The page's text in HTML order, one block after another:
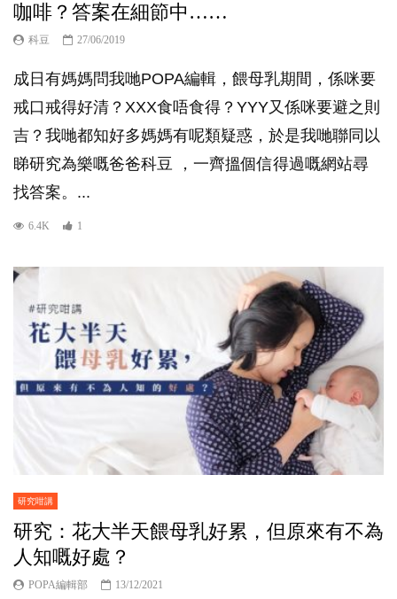
咖啡？答案在細節中……
科豆 27/06/2019
成日有媽媽問我哋POPA編輯，餵母乳期間，係咪要
戒口戒得好清？XXX食唔食得？YYY又係咪要避之則
吉？我哋都知好多媽媽有呢類疑惑，於是我哋聯同以
睇研究為樂嘅爸爸科豆 ，一齊搵個信得過嘅網站尋
找答案。...
6.4K 1
研究咁講
研究：花大半天餵母乳好累，但原來有不為
人知嘅好處？
POPA編輯部 13/12/2021